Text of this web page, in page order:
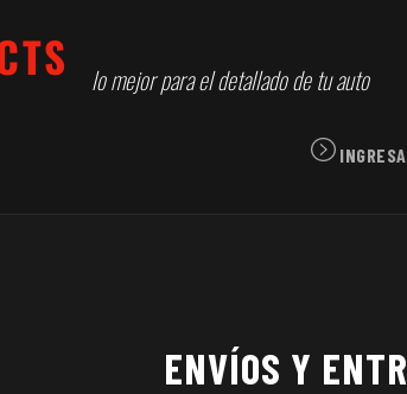
lo mejor para el detallado de tu auto
ENVÍOS Y